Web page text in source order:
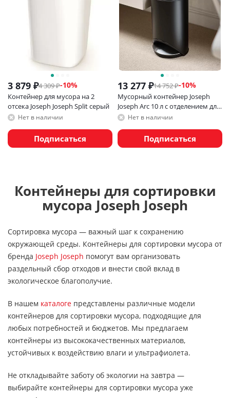
3 879 ₽4 309₽-10%
Контейнер для мусора на 2
отсека Joseph Joseph Split серый
Нет в наличии
Подписаться
13 277 ₽14 752₽-10%
Мусорный контейнер Joseph
Joseph Arc 10 л с отделением для
хранения пакетов, черный
Нет в наличии
Подписаться
Контейнеры для сортировки
мусора Joseph Joseph
Сортировка мусора — важный шаг к сохранению
окружающей среды. Контейнеры для сортировки мусора от
бренда Joseph Joseph помогут вам организовать
раздельный сбор отходов и внести свой вклад в
экологическое благополучие.
В нашем каталоге представлены различные модели
контейнеров для сортировки мусора, подходящие для
любых потребностей и бюджетов. Мы предлагаем
контейнеры из высококачественных материалов,
устойчивых к воздействию влаги и ультрафиолета.
Не откладывайте заботу об экологии на завтра —
выбирайте контейнеры для сортировки мусора уже